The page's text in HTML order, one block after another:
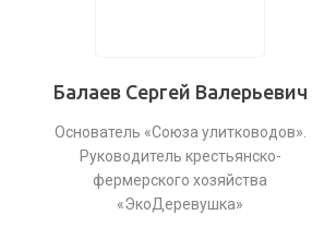
Балаев Сергей Валерьевич
Основатель «Союза улитководов».
Руководитель крестьянско-
фермерского хозяйства
«ЭкоДеревушка»